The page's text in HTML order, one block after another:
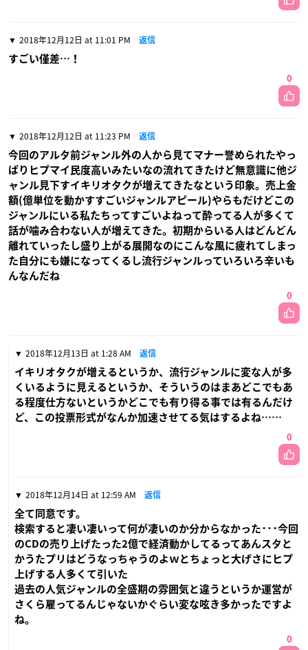
2018年12月12日 at 11:01 PM 返信
すごい僅差…！
0
2018年12月12日 at 11:23 PM 返信
今回のアルタ前ジャンル外の人から見てマナー誉められたやっ
ぱりヒプマイ民度高いみたいなの流れてきたけど無意識に他ジ
ャンル見下すイキリオタクが増えてきたなという印象。売上金
額(億単位を動かすすごいジャンルアピール)やらもだけどこの
ジャンルにいる私たちってすごいよねって酔ってる人が多くて
話が噛み合わない人が増えてきた。初期からいる人はどんどん
離れていったし盛り上がる展開なのにこんな風に疲れてしまっ
た自分にも嫌になってくるし流行ジャンルっていろいろ辛いも
んなんだね
0
2018年12月13日 at 1:28 AM 返信
イキリオタクが増えるというか、流行ジャンルに変な人が多
くいるように見えるというか、そういうのはまあどこでもあ
る程度仕方ないというかどこでも有り得る事では有るんだけ
ど、この投票形式がなんか加速させてる気はするよね……
0
2018年12月14日 at 12:59 AM 返信
全て同意です。
検索すると凄い凄いって何が凄いのか分からなかった･･･今回
のCDの売り上げたった2億で経済動かしてるってあんスタと
かうたプリはどうなっちゃうのよｗとちょっと大げさにヒプ
上げする人多くて引いた
過去の人気ジャンルの全盛期の雰囲気と違うというか運営が
さくら雇ってるんじゃないかぐらい変な呟き多かったですよ
ね。
0